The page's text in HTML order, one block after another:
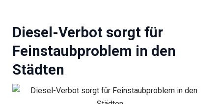
Diesel-Verbot sorgt für
Feinstaubproblem in den
Städten